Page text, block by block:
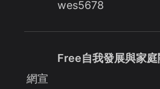
wes5678
網宣
Free自我發展與家